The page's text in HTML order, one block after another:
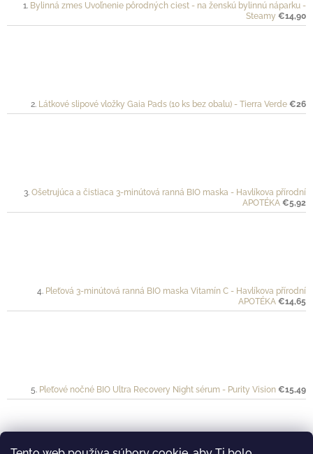
Bylinná zmes Uvoľnenie pôrodných ciest - na ženskú bylinnú náparku -
Steamy €14,90
Látkové slipové vložky Gaia Pads (10 ks bez obalu) - Tierra Verde €26
Ošetrujúca a čistiaca 3-minútová ranná BIO maska - Havlíkova přírodní
APOTÉKA €5,92
Pleťová 3-minútová ranná BIO maska Vitamín C - Havlíkova přírodní
APOTÉKA €14,65
Pleťové nočné BIO Ultra Recovery Night sérum - Purity Vision €15,49